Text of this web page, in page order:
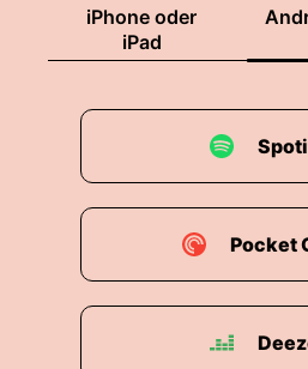
iPhone oder
iPad
Pocket